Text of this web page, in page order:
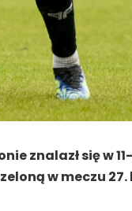
znalazł się w
w meczu